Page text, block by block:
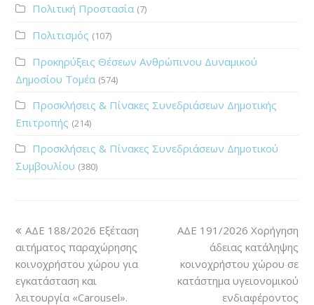
Πολιτική Προστασία (7)
Πολιτισμός (107)
Προκηρύξεις Θέσεων Ανθρώπινου Δυναμικού
Δημοσίου Τομέα (574)
Προσκλήσεις & Πίνακες Συνεδριάσεων Δημοτικής
Επιτροπής (214)
Προσκλήσεις & Πίνακες Συνεδριάσεων Δημοτικού
Συμβουλίου (380)
ΑΔΕ 188/2026 Εξέταση
αιτήματος παραχώρησης
κοινοχρήστου χώρου για
εγκατάσταση και
λειτουργία «Carousel».
ΑΔΕ 191/2026 Χορήγηση
άδειας κατάληψης
κοινοχρήστου χώρου σε
κατάστημα υγειονομικού
ενδιαφέροντος